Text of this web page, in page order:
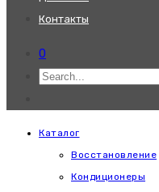
Контакты
0
Каталог
Восстановление
Кондиционеры